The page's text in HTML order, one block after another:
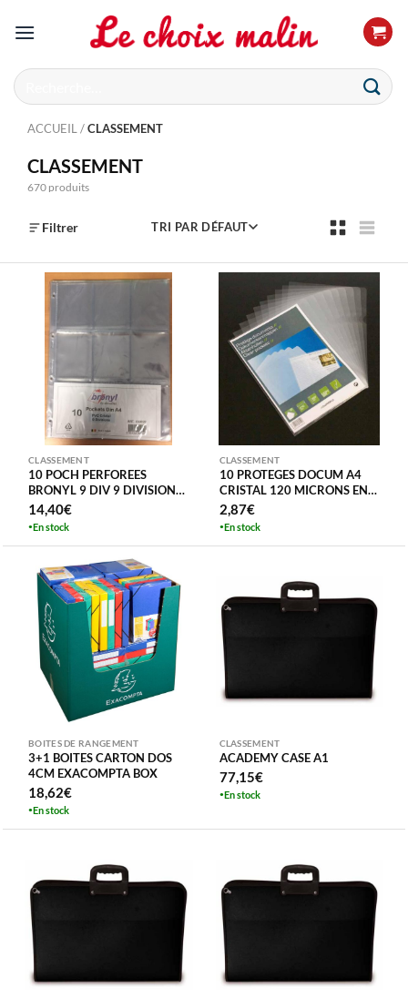
Recherche
pour :
ACCUEIL /CLASSEMENT
CLASSEMENT
670 produits
Filtrer TRI PAR DÉFAUT
CLASSEMENT
10 POCH PERFOREES
BRONYL 9 DIV 9 DIVISIONS
PVC CRISTAL POCHETTES
CARTES POKEMON
14,40€
En stock
CLASSEMENT
10 PROTEGES DOCUM A4
CRISTAL 120 MICRONS EN
SACHET EN L AURORA –
TRANSPARENTS
2,87€
En stock
BOITES DE RANGEMENT
3+1 BOITES CARTON DOS
4CM EXACOMPTA BOX
18,62€
En stock
CLASSEMENT
ACADEMY CASE A1
77,15€
En stock